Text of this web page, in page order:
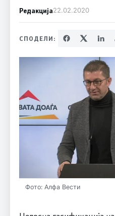
Редакција22.02.2020
СПОДЕЛИ:
Фото: Алфа Вести